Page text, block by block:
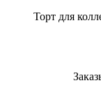
Торт для